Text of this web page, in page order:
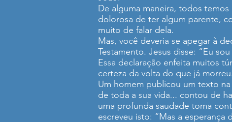
De alguma maneira, todos
dolorosa de ter algum parente,
muito de falar dela.
Mas, você deveria se apegar à
Testamento. Jesus disse: “Eu
Essa declaração enfeita muitos
certeza da volta do que já morreu.
Um homem publicou um texto
de toda a sua vida... contou de
uma profunda saudade toma
escreveu isto: “Mas a esperança